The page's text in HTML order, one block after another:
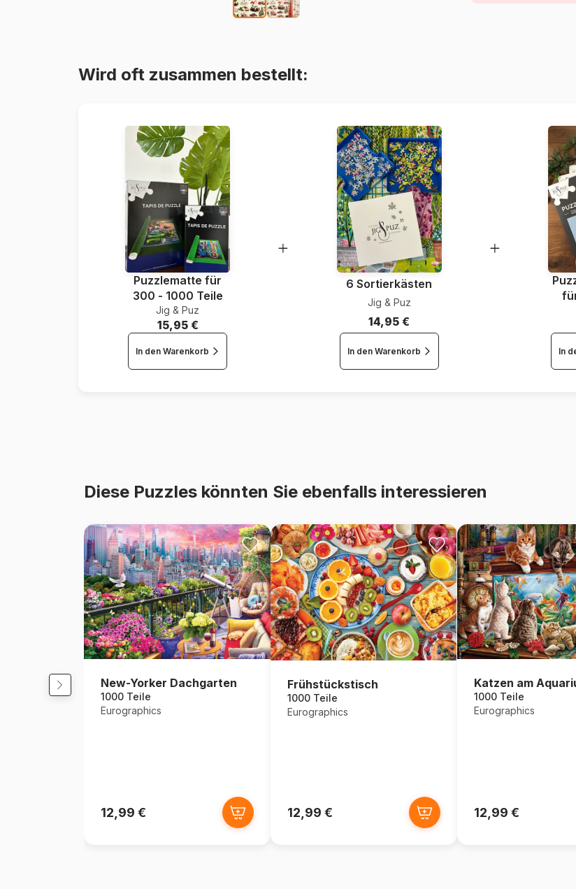
Wird oft zusammen bestellt:
Puzzlematte für
300 - 1000 Teile
Jig & Puz
15,95 €
In den Warenkorb
6 Sortierkästen
Jig & Puz
14,95 €
In den Warenkorb In
Diese Puzzles könnten Sie ebenfalls interessieren
New-Yorker Dachgarten
1000 Teile
Eurographics
12,99 €
Frühstückstisch
1000 Teile
Eurographics
12,99 €
Katzen am
1000 Teile
Eurographics
12,99 €